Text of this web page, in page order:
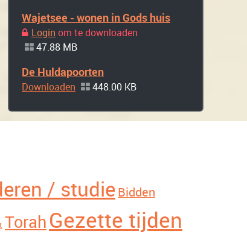
Wajetsee - wonen in Gods huis
Login om te downloaden
47.88 MB
De Huldapoorten
Downloaden 448.00 KB
/ studie Bidden
Torah Gezette tijden